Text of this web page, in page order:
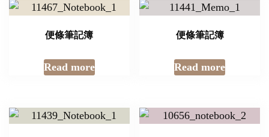
便條筆記簿
Read more
便條筆記簿
Read more